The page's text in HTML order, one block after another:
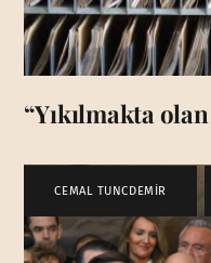
“Yıkılmakta
CEMAL TUNCDEMİR